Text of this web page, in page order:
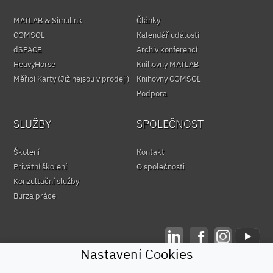
Nastavení Cookies
MATLAB & Simulink
COMSOL
dSPACE
HeavyHorse
Měřicí Karty (Již nejsou v prodeji)
Články
Kalendář událostí
Archiv konferencí
Knihovny MATLAB
Knihovny COMSOL
Podpora
SLUŽBY
Školení
Privátní školení
Konzultační služby
Burza práce
SPOLEČNOST
Kontakt
O společnosti